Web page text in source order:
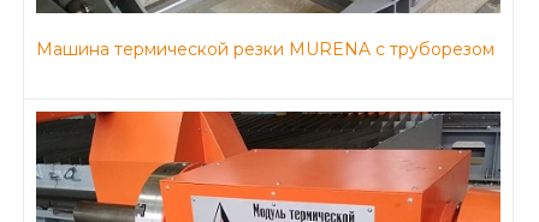
Машина термической резки MURENA с труборезом